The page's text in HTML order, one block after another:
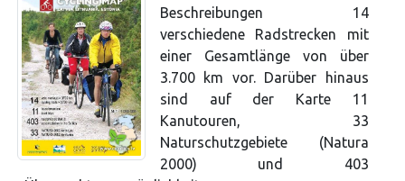
Beschreibungen 14
verschiedene Radstrecken mit
einer Gesamtlänge von über
3.700 km vor. Darüber hinaus
sind auf der Karte 11
Kanutouren, 33
Naturschutzgebiete (Natura
2000) und 403